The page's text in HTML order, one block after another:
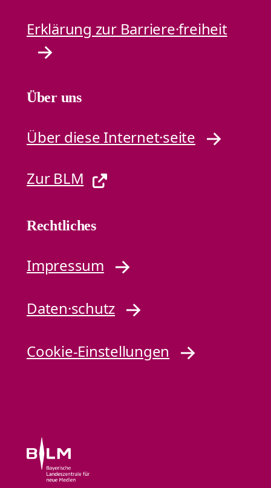
Erklärung zur Barriere·freiheit
Über uns
Über diese Internet·seite
Zur BLM
Rechtliches
Impressum
Daten·schutz
Cookie-Einstellungen